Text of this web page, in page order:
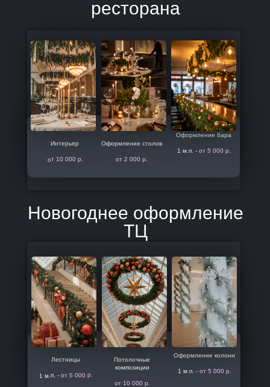
ресторана
Интерьер
от 10 000 р.
Оформление столов
от 2 000 р.
Оформление бара
1 м.п. - от 5 000 р.
Новогоднее оформление
ТЦ
Лестницы
1 м.п. - от 5 000 р.
Потолочные
композиции
от 10 000 р.
Оформление колонн
1 м.п. - от 5 000 р.